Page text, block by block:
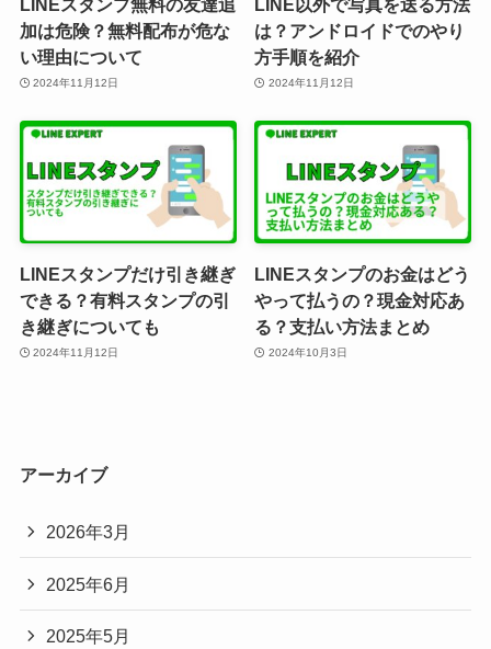
LINEスタンプ無料の友達追
加は危険？無料配布が危な
い理由について
2024年11月12日
LINE以外で写真を送る方法
は？アンドロイドでのやり
方手順を紹介
2024年11月12日
LINEスタンプだけ引き継ぎ
できる？有料スタンプの引
き継ぎについても
2024年11月12日
LINEスタンプのお金はどう
やって払うの？現金対応あ
る？支払い方法まとめ
2024年10月3日
アーカイブ
2026年3月
2025年6月
2025年5月